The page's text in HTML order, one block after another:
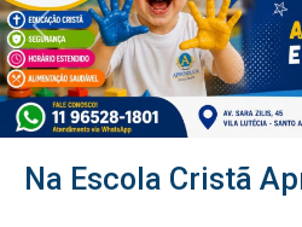
Previous
Na Escola Cristã